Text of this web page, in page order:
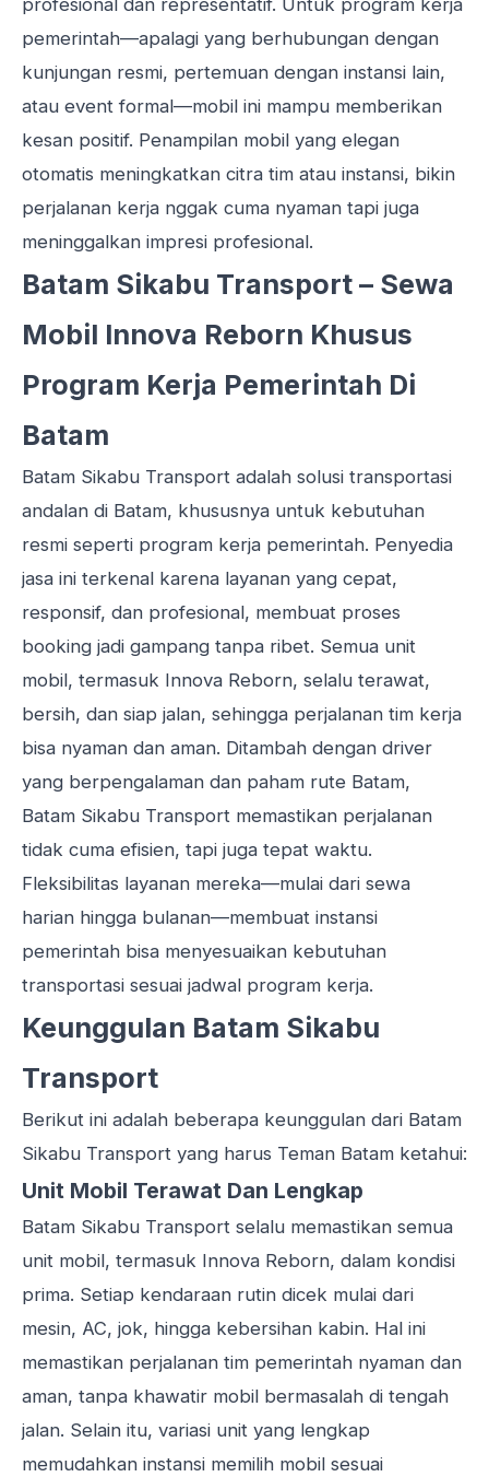
profesional dan representatif. Untuk program kerja
pemerintah—apalagi yang berhubungan dengan
kunjungan resmi, pertemuan dengan instansi lain,
atau event formal—mobil ini mampu memberikan
kesan positif. Penampilan mobil yang elegan
otomatis meningkatkan citra tim atau instansi, bikin
perjalanan kerja nggak cuma nyaman tapi juga
meninggalkan impresi profesional.
Batam Sikabu Transport – Sewa
Mobil Innova Reborn Khusus
Program Kerja Pemerintah Di
Batam
Batam Sikabu Transport adalah solusi transportasi
andalan di Batam, khususnya untuk kebutuhan
resmi seperti program kerja pemerintah. Penyedia
jasa ini terkenal karena layanan yang cepat,
responsif, dan profesional, membuat proses
booking jadi gampang tanpa ribet. Semua unit
mobil, termasuk Innova Reborn, selalu terawat,
bersih, dan siap jalan, sehingga perjalanan tim kerja
bisa nyaman dan aman. Ditambah dengan driver
yang berpengalaman dan paham rute Batam,
Batam Sikabu Transport memastikan perjalanan
tidak cuma efisien, tapi juga tepat waktu.
Fleksibilitas layanan mereka—mulai dari sewa
harian hingga bulanan—membuat instansi
pemerintah bisa menyesuaikan kebutuhan
transportasi sesuai jadwal program kerja.
Keunggulan Batam Sikabu
Transport
Berikut ini adalah beberapa keunggulan dari Batam
Sikabu Transport yang harus Teman Batam ketahui:
Unit Mobil Terawat Dan Lengkap
Batam Sikabu Transport selalu memastikan semua
unit mobil, termasuk Innova Reborn, dalam kondisi
prima. Setiap kendaraan rutin dicek mulai dari
mesin, AC, jok, hingga kebersihan kabin. Hal ini
memastikan perjalanan tim pemerintah nyaman dan
aman, tanpa khawatir mobil bermasalah di tengah
jalan. Selain itu, variasi unit yang lengkap
memudahkan instansi memilih mobil sesuai